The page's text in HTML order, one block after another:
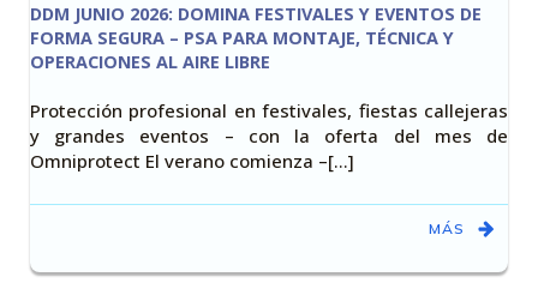
DDM JUNIO 2026: DOMINA FESTIVALES Y EVENTOS DE
FORMA SEGURA – PSA PARA MONTAJE, TÉCNICA Y
OPERACIONES AL AIRE LIBRE
Protección profesional en festivales, fiestas callejeras
y grandes eventos – con la oferta del mes de
Omniprotect El verano comienza –[…]
MÁS